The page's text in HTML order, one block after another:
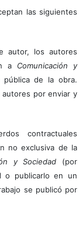
las siguientes
autor, los autores
a Comunicación y
de la obra.
por enviar y
contractuales
no exclusiva de la
y Sociedad (por
o publicarlo en un
se publicó por